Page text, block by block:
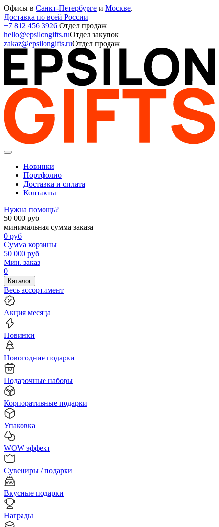
Офисы в Санкт-Петербурге и Москве.
Доставка по всей России
+7 812 456 3926 Отдел продаж
hello@epsilongifts.ruОтдел закупок
zakaz@epsilongifts.ruОтдел продаж
Новинки
Портфолио
Доставка и оплата
Контакты
Нужна помощь?
50 000 руб
минимальная сумма заказа
0 руб
Сумма корзины
50 000 руб
Мин. заказ
0
Каталог
Весь ассортимент
Акция месяца
Новинки
Новогодние подарки
Подарочные наборы
Корпоративные подарки
Упаковка
WOW эффект
Сувениры / подарки
Вкусные подарки
Награды